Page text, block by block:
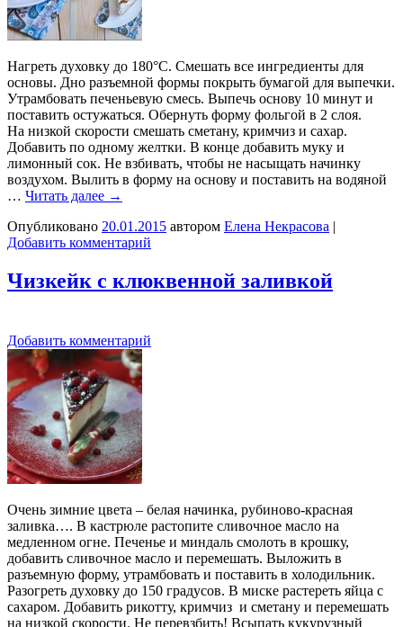
Нагреть духовку до 180°С. Смешать все ингредиенты для
основы. Дно разъемной формы покрыть бумагой для выпечки.
Утрамбовать печеньевую смесь. Выпечь основу 10 минут и
поставить остужаться. Обернуть форму фольгой в 2 слоя.
На низкой скорости смешать сметану, кримчиз и сахар.
Добавить по одному желтки. В конце добавить муку и
лимонный сок. Не взбивать, чтобы не насыщать начинку
воздухом. Вылить в форму на основу и поставить на водяной
… Читать далее →
Опубликовано 20.01.2015 автором Елена Некрасова |
Добавить комментарий
Чизкейк с клюквенной заливкой
Добавить комментарий
Очень зимние цвета – белая начинка, рубиново-красная
заливка…. В кастрюле растопите сливочное масло на
медленном огне. Печенье и миндаль смолоть в крошку,
добавить сливочное масло и перемешать. Выложить в
разъемную форму, утрамбовать и поставить в холодильник.
Разогреть духовку до 150 градусов. В миске растереть яйца с
сахаром. Добавить рикотту, кримчиз и сметану и перемешать
на низкой скорости. Не перевзбить! Всыпать кукурузный